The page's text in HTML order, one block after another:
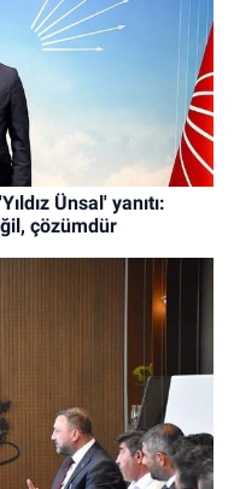
Ünsal' yanıtı:
çözümdür